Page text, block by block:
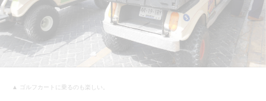
▲ ゴルフカートに乗るのも楽しい。